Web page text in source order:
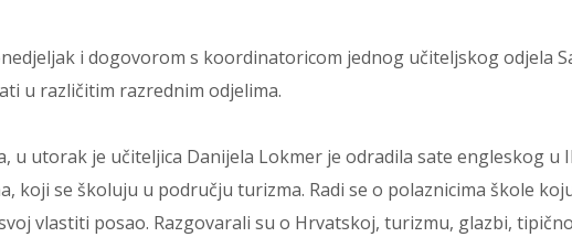
i dogovorom s koordinatoricom jednog učiteljskog odjela
u različitim razrednim odjelima.
utorak je učiteljica Danijela Lokmer je odradila sate engleskog u
koji se školuju u području turizma. Radi se o polaznicima škole
vlastiti posao. Razgovarali su o Hrvatskoj, turizmu, glazbi,